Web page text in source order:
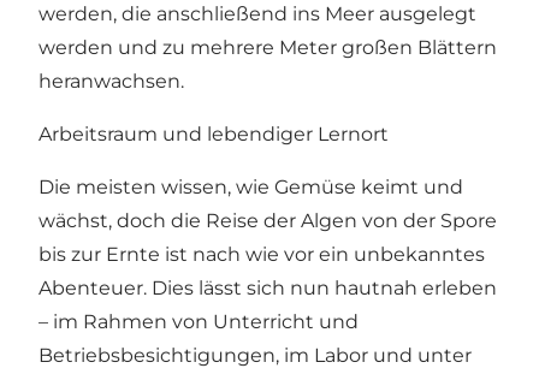
werden, die anschließend ins Meer ausgelegt
werden und zu mehrere Meter großen Blättern
heranwachsen.
Arbeitsraum und lebendiger Lernort
Die meisten wissen, wie Gemüse keimt und
wächst, doch die Reise der Algen von der Spore
bis zur Ernte ist nach wie vor ein unbekanntes
Abenteuer. Dies lässt sich nun hautnah erleben
– im Rahmen von Unterricht und
Betriebsbesichtigungen, im Labor und unter